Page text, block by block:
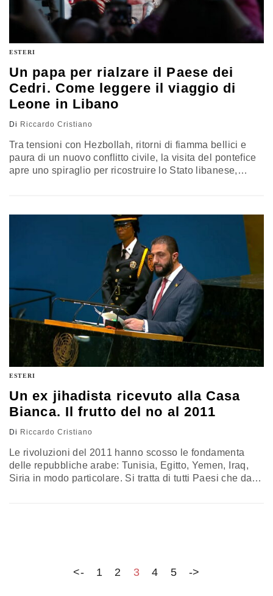
ESTERI
Un papa per rialzare il Paese dei
Cedri. Come leggere il viaggio di
Leone in Libano
Di Riccardo Cristiano
Tra tensioni con Hezbollah, ritorni di fiamma bellici e
paura di un nuovo conflitto civile, la visita del pontefice
apre uno spiraglio per ricostruire lo Stato libanese,
ESTERI
Un ex jihadista ricevuto alla Casa
Bianca. Il frutto del no al 2011
Di Riccardo Cristiano
Le rivoluzioni del 2011 hanno scosso le fondamenta
delle repubbliche arabe: Tunisia, Egitto, Yemen, Iraq,
Siria in modo particolare. Si tratta di tutti Paesi che dalla
<- 1 2 3 4 5 ->